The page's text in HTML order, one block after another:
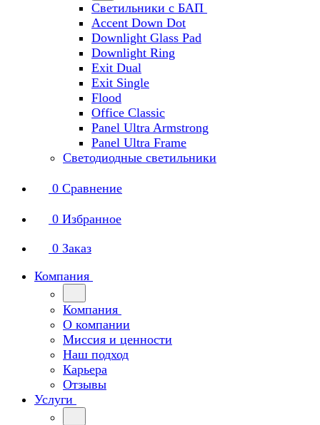
Светильники с БАП
Accent Down Dot
Downlight Glass Pad
Downlight Ring
Exit Dual
Exit Single
Flood
Office Classic
Panel Ultra Armstrong
Panel Ultra Frame
Светодиодные светильники
0 Сравнение
0 Избранное
0 Заказ
Компания
Компания
О компании
Миссия и ценности
Наш подход
Карьера
Отзывы
Услуги